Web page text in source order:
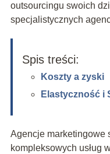
outsourcingu swoich
specjalistycznych
Spis treści:
Koszty a zyski
Elastyczność i
Agencje marketingowe
kompleksowych usług